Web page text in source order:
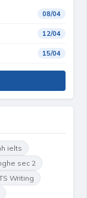
08/04
12/04
15/04
ielts
sec 2
Writing